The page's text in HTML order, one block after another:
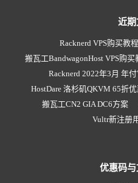
近期
Racknerd VPS购买教程
搬瓦工BandwagonHost VPS购买
Racknerd 2022年3月 年
HostDare 洛杉矶QKVM 65折优
搬瓦工CN2 GIA DC6方案
Vultr新注册
优惠码